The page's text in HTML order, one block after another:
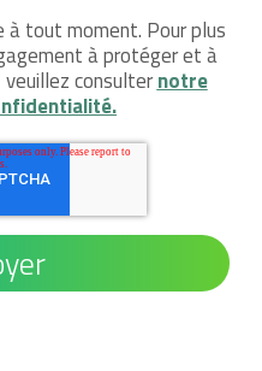
à tout moment. Pour plus
à protéger et à
consulternotre